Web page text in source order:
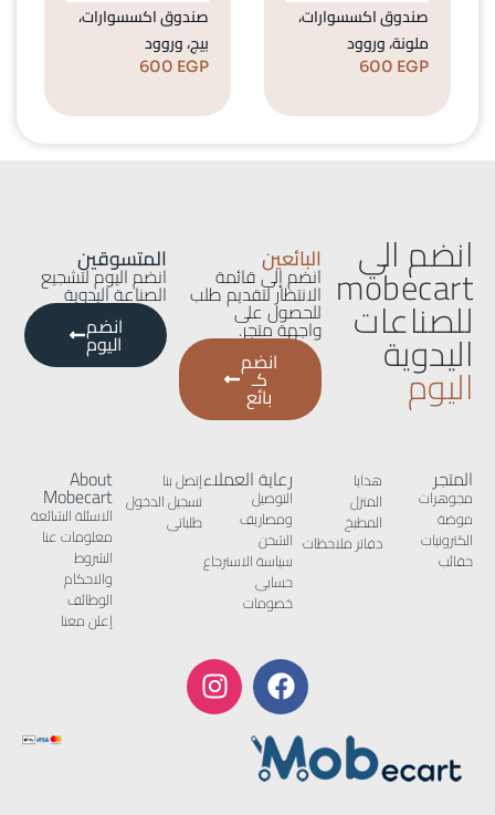
صندوق اكسسوارات،
ملونة، وروود
600 EGP
صندوق اكسسوارات،
بيج، وروود
600 EGP
انضم الي
mobecart
للصناعات
اليدوية
اليوم
البائعين
انضم إلى قائمة
الانتظار لتقديم طلب
للحصول على
واجهة متجر.
انضم
كـ
بائع
المتسوقين
انضم اليوم لتشجيع
الصناعة اليدوية
انضم
اليوم
المتجر
مجوهرات
موضة
الكترونيات
حقائب
هدايا
المنزل
المطبخ
دفاتر ملاحظات
رعاية العملاء
التوصيل
ومصاريف
الشحن
سياسة الاسترجاع
حسابى
خصومات
إتصل بنا
تسجيل الدخول
طلباتى
About
Mobecart
الاسئلة الشائعة
معلومات عنا
الشروط
والاحكام
الوظائف
إعلن معنا